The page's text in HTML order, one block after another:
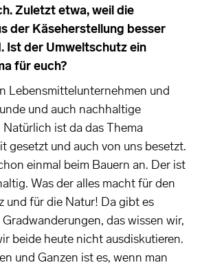
Zuletzt etwa, weil die
der Käseherstellung besser
Ist der Umweltschutz ein
für euch?
Lebensmittelunternehmen und
und auch nachhaltige
ist da das Thema
gesetzt und auch von uns besetzt.
einmal beim Bauern an. Der ist
Was der alles macht für den
und für die Natur! Da gibt es
das wissen wir,
beide heute nicht ausdiskutieren.
und Ganzen ist es, wenn man